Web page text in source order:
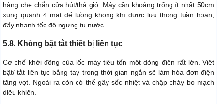
hàng che chắn cửa hút/thả gió. Máy cần khoảng trống ít nhất 50cm
xung quanh 4 mặt để luồng không khí được lưu thông tuần hoàn,
đẩy nhanh tốc độ ngưng tụ nước.
5.8. Không bật tắt thiết bị liên tục
Cơ chế khởi động của lốc máy tiêu tốn một dòng điện rất lớn. Việt
bật/ tắt liên tục bằng tay trong thời gian ngắn sẽ làm hóa đơn điện
tăng vọt. Ngoài ra còn có thể gây sốc nhiệt và chập cháy bo mạch
điều khiển.